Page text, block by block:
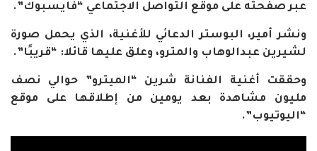
عبر صفحته على موقع التواصل الاجتماعي “فايسبوك”.
ونشر أمير، البوستر الدعائي للأغنية، الذي يحمل صورة
لشيرين عبدالوهاب والمترو، وعلق عليها قائلا: “قريبًا”.
وحققت أغنية الفنانة شرين “الميترو” حوالي نصف
مليون مشاهدة بعد يومين من إطلاقها على موقع
“اليوتيوب”.